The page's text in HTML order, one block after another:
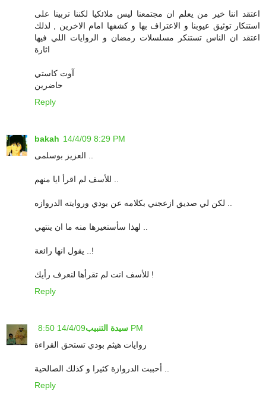
اعتقد اننا خير من يعلم ان مجتمعنا ليس ملائكيا لكننا تربينا على
استنكار توثيق عيوبنا و الاعتراف بها و كشفها امام الاخرين , لذلك
اعتقد ان الناس تستنكر مسلسلات رمضان و الروايات اللي فيها
اثارة
آوت كاستي
حاضرين
Reply
bakah 14/4/09 8:29 PM
يقول انها رائعة ..!
للأسف انت لم تقرأها لنعرف رأيك !
Reply
سيدة التنبيب 14/4/09 8:50 PM
روايات هيثم بودي تستحق القراءة
Reply